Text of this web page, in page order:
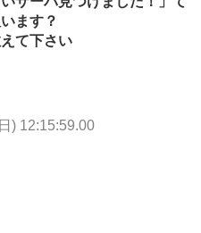
ます？
て下さい
) 12:15:59.00